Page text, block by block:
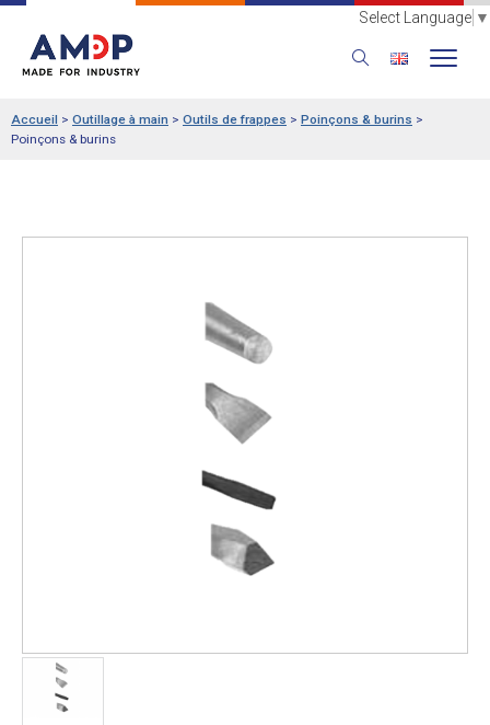
Select Language ▼
Accueil > Outillage à main > Outils de frappes > Poinçons & burins >
Poinçons & burins